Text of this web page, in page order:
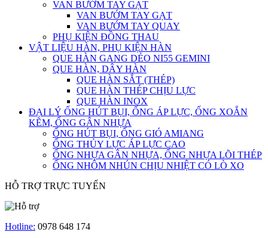
VAN BƯỚM TAY GẠT
VAN BƯỚM TAY GẠT
VAN BƯỚM TAY QUAY
PHỤ KIỆN ĐỒNG THAU
VẬT LIỆU HÀN, PHỤ KIỆN HÀN
QUE HÀN GANG DẺO NI55 GEMINI
QUE HÀN, DÂY HÀN
QUE HÀN SẮT (THÉP)
QUE HÀN THÉP CHỊU LỰC
QUE HÀN INOX
ĐẠI LÝ ỐNG HÚT BỤI, ỐNG ÁP LỰC, ỐNG XOẮN
KẼM, ỐNG GÂN NHỰA
ỐNG HÚT BỤI, ỐNG GIÓ AMIANG
ỐNG THỦY LỰC ÁP LỰC CAO
ỐNG NHỰA GÂN NHỰA, ỐNG NHỰA LÕI THÉP
ỐNG NHÔM NHÚN CHỊU NHIỆT CÓ LÒ XO
HỖ TRỢ TRỰC TUYẾN
Hotline: 0978 648 174